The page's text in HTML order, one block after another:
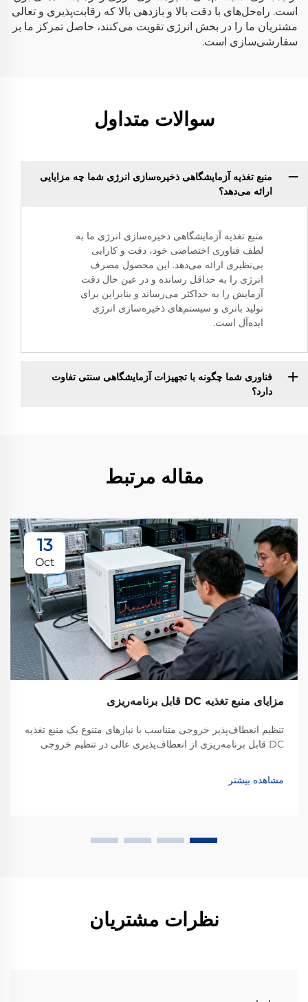
است. راه‌حل‌های با دقت بالا و بازدهی بالا که رقابت‌پذیری و تعالی
مشتریان ما را در بخش انرژی تقویت می‌کنند، حاصل تمرکز ما بر
سفارشی‌سازی است.
سوالات متداول
منبع تغذیه آزمایشگاهی ذخیره‌سازی انرژی شما چه مزایایی
ارائه می‌دهد؟
منبع تغذیه آزمایشگاهی ذخیره‌سازی انرژی ما به
لطف فناوری اختصاصی خود، دقت و کارایی
بی‌نظیری ارائه می‌دهد. این محصول مصرف
انرژی را به حداقل رسانده و در عین حال دقت
آزمایش را به حداکثر می‌رساند و بنابراین برای
تولید باتری و سیستم‌های ذخیره‌سازی انرژی
ایده‌آل است.
فناوری شما چگونه با تجهیزات آزمایشگاهی سنتی تفاوت
دارد؟
مقاله مرتبط
13
Oct
مزایای منبع تغذیه DC قابل برنامه‌ریزی
تنظیم انعطاف‌پذیر خروجی متناسب با نیازهای متنوع یک منبع تغذیه
DC قابل برنامه‌ریزی از انعطاف‌پذیری عالی در تنظیم خروجی
ولتاژ یا محدوده محدودی از ولتاژ و...
مشاهده بیشتر
نظرات مشتریان